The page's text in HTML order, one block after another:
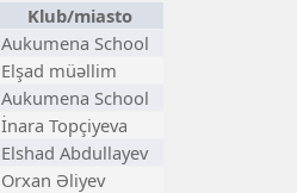
Klub/miasto
Aukumena School
Elşad müəllim
Aukumena School
İnara Topçiyeva
Elshad Abdullayev
Orxan Əliyev